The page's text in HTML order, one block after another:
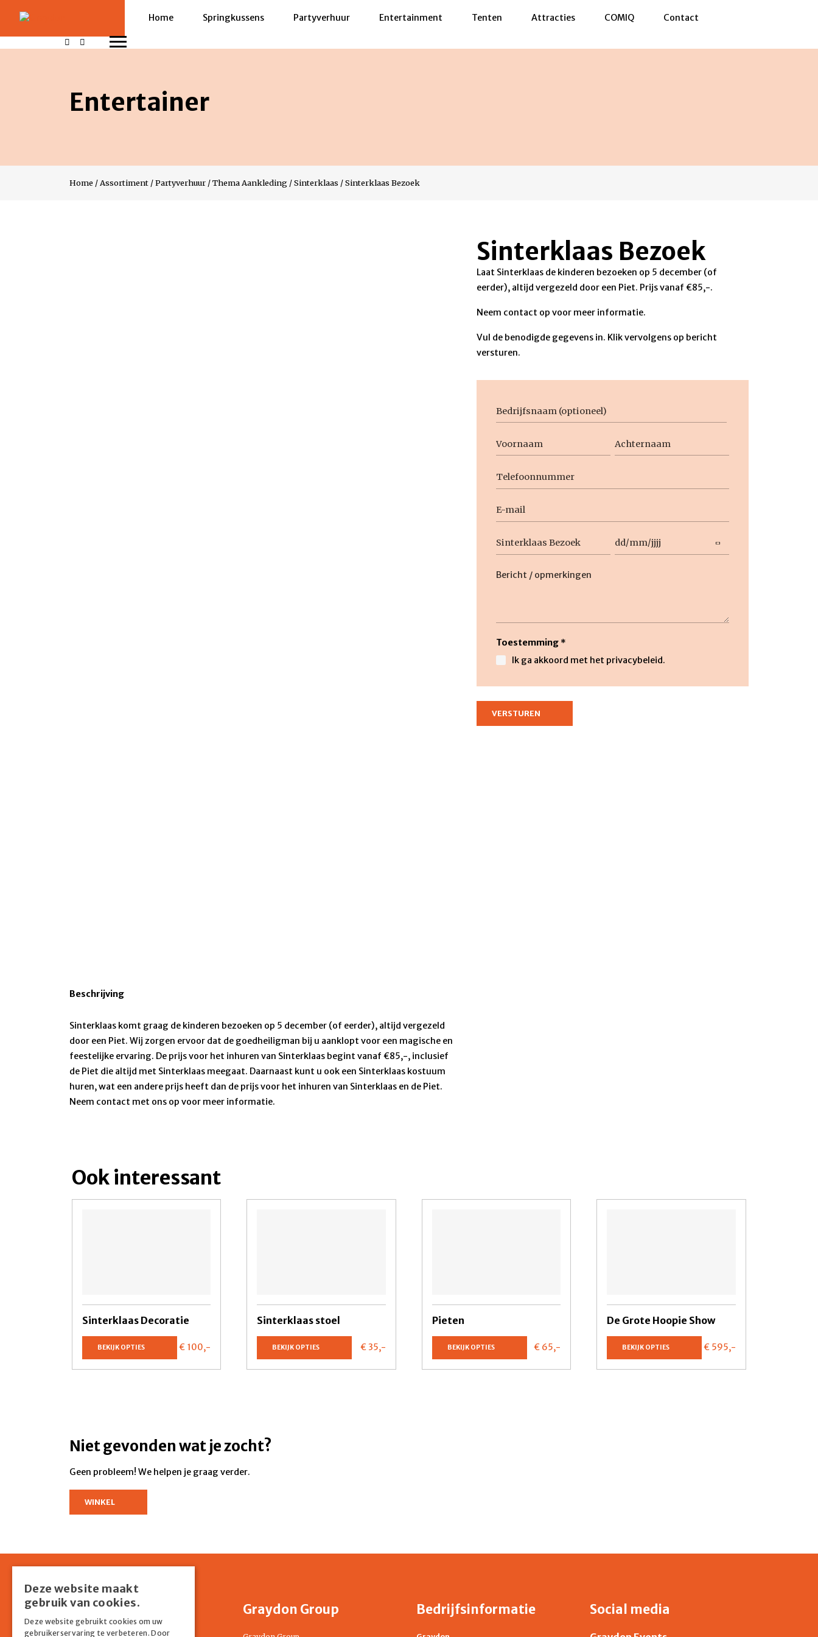
Home Springkussens Partyverhuur Entertainment Tenten Attracties COMIQ Contact
Entertainer
Home /Assortiment /Partyverhuur /Thema Aankleding /Sinterklaas /Sinterklaas Bezoek
Sinterklaas Bezoek
Laat Sinterklaas de kinderen bezoeken op 5 december (of
eerder), altijd vergezeld door een Piet. Prijs vanaf €85,-.
Neem contact op voor meer informatie.
Vul de benodigde gegevens in. Klik vervolgens op bericht
versturen.
Bedrijfsnaam
Telefoon
Geen
Datum
DD
Beschrijving
Toestemming *
Ik ga akkoord met het privacybeleid.
Beschrijving
Sinterklaas komt graag de kinderen bezoeken op 5 december (of eerder), altijd vergezeld
door een Piet. Wij zorgen ervoor dat de goedheiligman bij u aanklopt voor een magische en
feestelijke ervaring. De prijs voor het inhuren van Sinterklaas begint vanaf €85,-, inclusief
de Piet die altijd met Sinterklaas meegaat. Daarnaast kunt u ook een Sinterklaas kostuum
huren, wat een andere prijs heeft dan de prijs voor het inhuren van Sinterklaas en de Piet.
Neem contact met ons op voor meer informatie.
Ook interessant
Sinterklaas Decoratie
BEKIJK OPTIES € 100,-
Sinterklaas stoel
BEKIJK OPTIES € 35,-
Pieten
BEKIJK OPTIES € 65,-
De Grote Hoopie Show
BEKIJK OPTIES € 595,-
Niet gevonden wat je zocht?
Geen probleem! We helpen je graag verder.
WINKEL
Shop Graydon Group Bedrijfsinformatie Social media
Deze website maakt
gebruik van cookies.
Deze website gebruikt cookies om uw
gebruikerservaring te verbeteren. Door